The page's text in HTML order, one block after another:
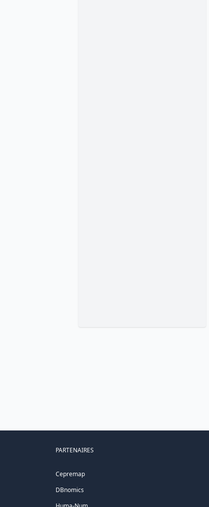
PARTENAIRES
Cepremap
DBnomics